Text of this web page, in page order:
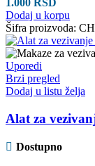
1.000 RSD
Dodaj u korpu
Šifra proizvoda:
Uporedi
Brzi pregled
Dodaj u listu želja
Alat za
Dostupno